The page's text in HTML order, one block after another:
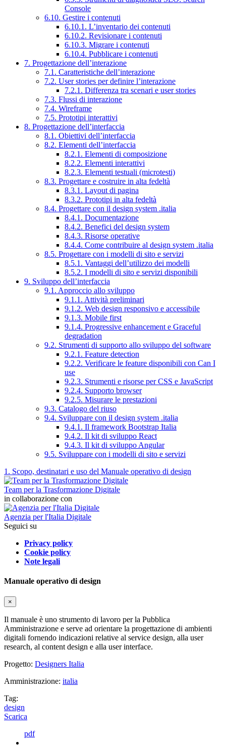
Console
6.10. Gestire i contenuti
6.10.1. L’inventario dei contenuti
6.10.2. Revisionare i contenuti
6.10.3. Migrare i contenuti
6.10.4. Pubblicare i contenuti
7. Progettazione dell’interazione
7.1. Caratteristiche dell’interazione
7.2. User stories per definire l’interazione
7.2.1. Differenza tra scenari e user stories
7.3. Flussi di interazione
7.4. Wireframe
7.5. Prototipi interattivi
8. Progettazione dell’interfaccia
8.1. Obiettivi dell’interfaccia
8.2. Elementi dell’interfaccia
8.2.1. Elementi di composizione
8.2.2. Elementi interattivi
8.2.3. Elementi testuali (microtesti)
8.3. Progettare e costruire in alta fedeltà
8.3.1. Layout di pagina
8.3.2. Prototipi in alta fedeltà
8.4. Progettare con il design system .italia
8.4.1. Documentazione
8.4.2. Benefici del design system
8.4.3. Risorse operative
8.4.4. Come contribuire al design system .italia
8.5. Progettare con i modelli di sito e servizi
8.5.1. Vantaggi dell’utilizzo dei modelli
8.5.2. I modelli di sito e servizi disponibili
9. Sviluppo dell’interfaccia
9.1. Approccio allo sviluppo
9.1.1. Attività preliminari
9.1.2. Web design responsivo e accessibile
9.1.3. Mobile first
9.1.4. Progressive enhancement e Graceful
degradation
9.2. Strumenti di supporto allo sviluppo del software
9.2.1. Feature detection
9.2.2. Verificare le feature disponibili con Can I
use
9.2.3. Strumenti e risorse per CSS e JavaScript
9.2.4. Supporto browser
9.2.5. Misurare le prestazioni
9.3. Catalogo del riuso
9.4. Sviluppare con il design system .italia
9.4.1. Il framework Bootstrap Italia
9.4.2. Il kit di sviluppo React
9.4.3. Il kit di sviluppo Angular
9.5. Sviluppare con i modelli di sito e servizi
1. Scopo, destinatari e uso del Manuale operativo di design
Team per la Trasformazione Digitale
in collaborazione con
Agenzia per l'Italia Digitale
Seguici su
Privacy policy
Cookie policy
Note legali
Manuale operativo di design
×
Il manuale è uno strumento di lavoro per la Pubblica
Amministrazione e serve ad orientare la progettazione di ambienti
digitali fornendo indicazioni relative al service design, alla user
research, al content design e alla user interface.
Progetto: Designers Italia
Amministrazione: italia
Tag:
design
Scarica
pdf